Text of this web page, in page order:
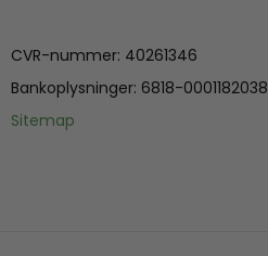
CVR-nummer: 40261346
Bankoplysninger: 6818-0001182038
Sitemap